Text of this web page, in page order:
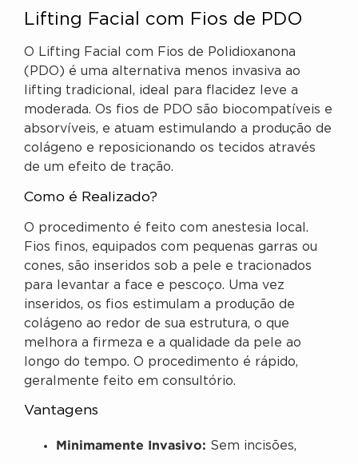
Lifting Facial com Fios de PDO
O Lifting Facial com Fios de Polidioxanona
(PDO) é uma alternativa menos invasiva ao
lifting tradicional, ideal para flacidez leve a
moderada. Os fios de PDO são biocompatíveis e
absorvíveis, e atuam estimulando a produção de
colágeno e reposicionando os tecidos através
de um efeito de tração.
Como é Realizado?
O procedimento é feito com anestesia local.
Fios finos, equipados com pequenas garras ou
cones, são inseridos sob a pele e tracionados
para levantar a face e pescoço. Uma vez
inseridos, os fios estimulam a produção de
colágeno ao redor de sua estrutura, o que
melhora a firmeza e a qualidade da pele ao
longo do tempo. O procedimento é rápido,
geralmente feito em consultório.
Vantagens
Minimamente Invasivo: Sem incisões,